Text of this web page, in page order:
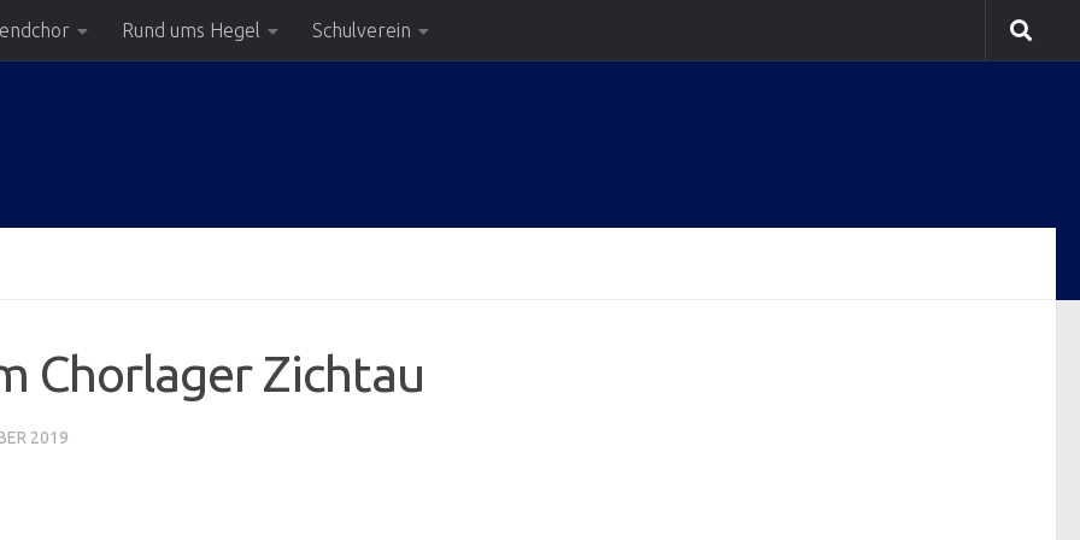
Rund ums Hegel Schulverein
Chorlager Zichtau
2019